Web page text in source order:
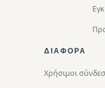
ΔΙΑΦΟΡΑ
Χρήσιμοι